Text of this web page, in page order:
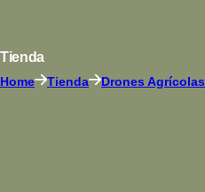
Tienda
Home Tienda Drones Agrícolas